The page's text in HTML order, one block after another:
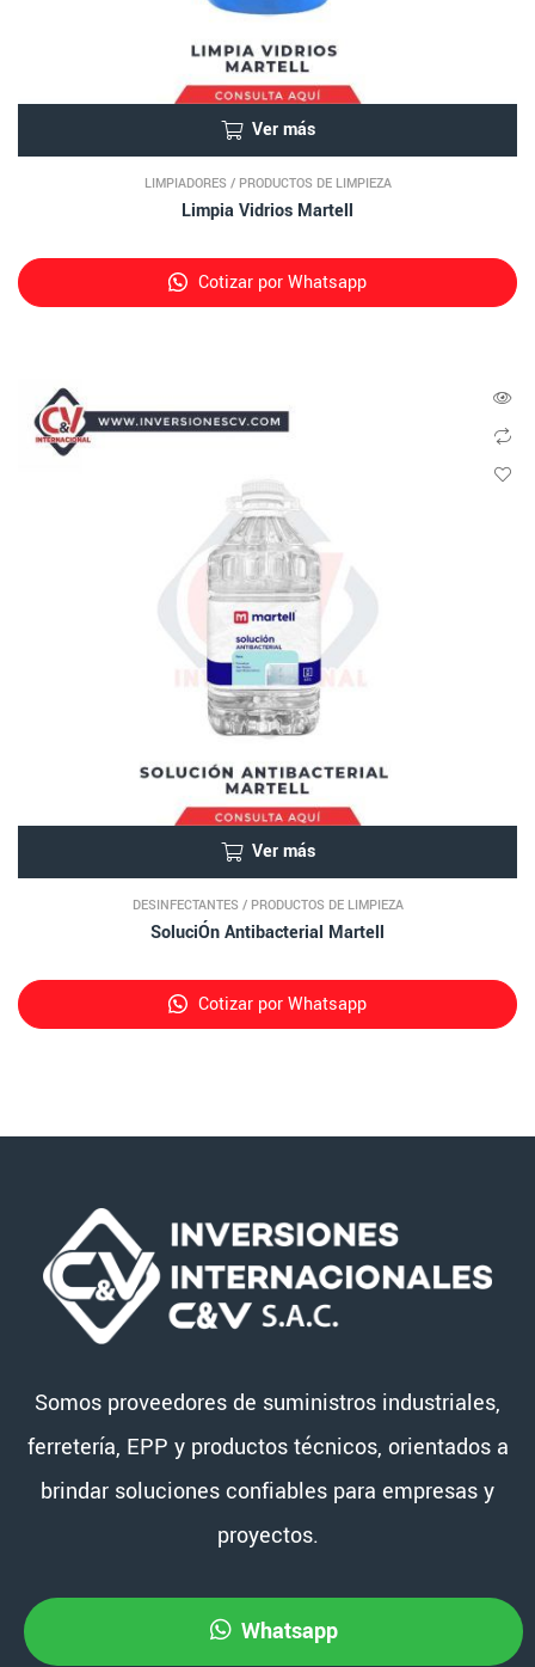
Ver más
LIMPIADORES / PRODUCTOS DE LIMPIEZA
Limpia Vidrios Martell
Cotizar por Whatsapp
Ver más
DESINFECTANTES / PRODUCTOS DE LIMPIEZA
SoluciÓn Antibacterial Martell
Cotizar por Whatsapp
Somos proveedores de suministros industriales,
ferretería, EPP y productos técnicos, orientados a
brindar soluciones confiables para empresas y
proyectos.
Whatsapp